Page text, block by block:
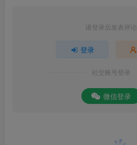
请登录后发表评论
登录
社交账号登录
微信登录